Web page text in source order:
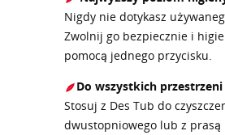
Nigdy nie dotykasz
Zwolnij go bezpiecznie i
pomocą jednego przycisku.
Do wszystkich
Stosuj z Des Tub do
dwustopniowego lub z prasą